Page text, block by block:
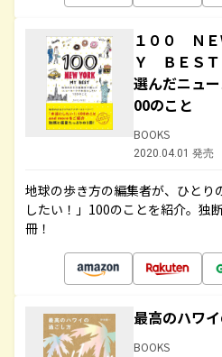
１００ Ｎ
Ｙ ＢＥＳ
選んだニュ
00のこと
BOOKS
2020.04.01 発売
地球の歩き方の編集者が、ひとり
したい！」100のことを紹介。独
冊！
最高のハワ
BOOKS